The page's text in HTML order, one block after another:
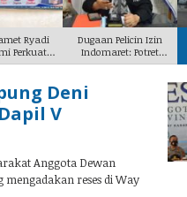
Ryadi
Perkuat
Un
Dugaan Pelicin Izin
Indomaret: Potret
Buram B
Deni
V
Anggota Dewan
mengadakan reses di Way